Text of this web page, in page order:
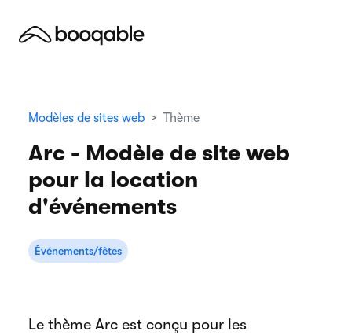
Modèles de sites web Thème
Arc - Modèle de site web
pour la location
d'événements
Événements/fêtes
Le thème Arc est conçu pour les